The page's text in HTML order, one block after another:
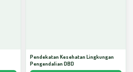
Pendekatan Kesehatan Lingkungan
Pengendalian DBD